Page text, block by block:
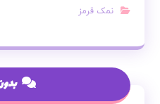
نمک قرمز